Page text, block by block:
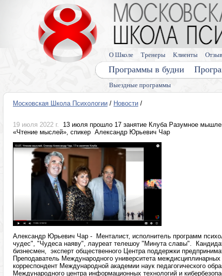
Выездные программы
Программы в будни
О Школе Тренеры Клиенты
Московская Школа Психологии / Новости /
19 июля 2022 г. 13 июля прошло 17 занятие Клуба Разумное
«Чтение мыслей», спикер Александр Юрьевич Чар
Александр Юрьевич Чар - Менталист, исполнитель программ
чудес", "Чудеса наяву", лауреат телешоу "Минута славы".
бизнесмен, эксперт общественного Центра поддержки
Преподаватель Международного университета
корреспондент Международной академии наук педагогического
Международного центра информационных технологий и